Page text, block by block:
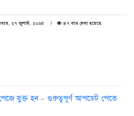
২৭ জুলাই, ২০২৫ ৪৭ বার দেখা হয়েছে
যুক্ত হন – গুরুত্বপূর্ণ আপডেট পেতে